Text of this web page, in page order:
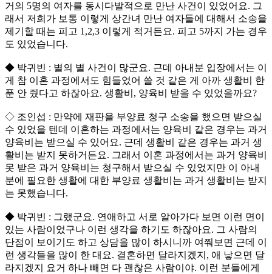
거의 5명의 여자를 동시다발적으로 만난 사건이 있었어요. 그
래서 저희가 보통 이렇게 상간녀 만난 여자들에 대해서 소송을
제기할 때는 피고 1,2,3 이렇게 적거든요. 피고 5까지 가는 경우
도 있었습니다.
◆ 박귀빈 : 별의 별 사건이 많군요. 근데 아내분 입장에서는 이
게 참 이혼 과정에서도 힘들었어 쓸 것 같은 게 아까 생활비 한
푼 안 줬다고 하잖아요. 생활비, 양육비 받을 수 있었을까요?
◇ 조인섭 : 만약에 재판을 부양료 청구 소송을 했으면 받으실
수 있었을 텐데 이혼하는 과정에서는 양육비 같은 경우는 과거
양육비는 받으실 수 있어요. 근데 생활비 같은 경우는 과거 생
활비는 받지 못하거든요. 그래서 이혼 과정에서는 과거 양육비
못 받은 과거 양육비는 청구해서 받으실 수 있었지만 이 아내
분에 필요한 생활에 대한 부양료 생활비는 과거 생활비는 받지
는 못했습니다.
◆ 박귀빈 : 그랬군요. 연애하고 서로 알아가다 보면 이런 면이
있는 사람이었구나 이런 생각을 하기도 하잖아요. 그 사람의
단점이 보이기도 하고 상담을 많이 하시니까 여쭤보면 근데 이
런 생각들을 많이 한 대요. 결혼하면 달라지겠지, 애 낳으면 달
라지겠지 요거 하나 빼면 다 괜찮은 사람이야. 이런 분들에게